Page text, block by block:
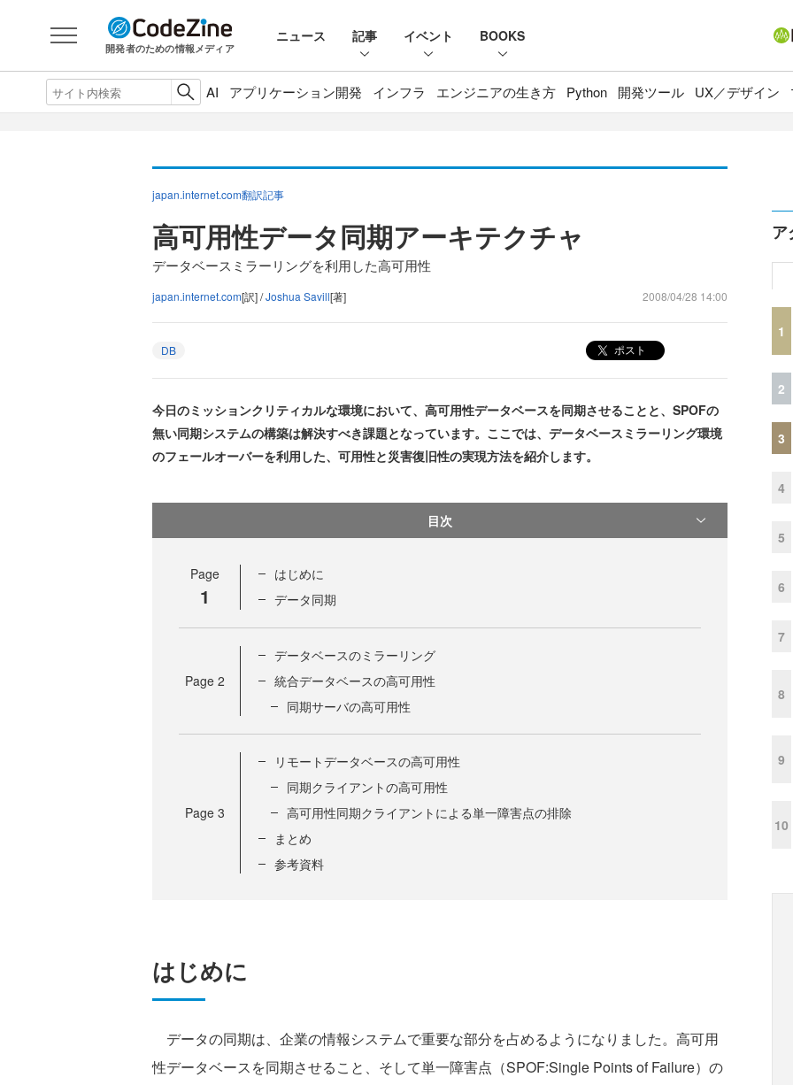
開発者のための情報メディア
ニュース 記事 イベント BOOKS
AI アプリケーション開発 インフラ エンジニアの生き方 Python 開発ツール UX／デザイン
japan.internet.com翻訳記事
高可用性データ同期アーキテクチャ
データベースミラーリングを利用した高可用性
japan.internet.com[訳] /Joshua Savill[著] 2008/04/28 14:00
DB ポスト
今日のミッションクリティカルな環境において、高可用性データベースを同期させることと、SPOFの
無い同期システムの構築は解決すべき課題となっています。ここでは、データベースミラーリング環境
のフェールオーバーを利用した、可用性と災害復旧性の実現方法を紹介します。
目次
Page
1
はじめに
データ同期
Page 2
データベースのミラーリング
統合データベースの高可用性
同期サーバの高可用性
Page 3
リモートデータベースの高可用性
同期クライアントの高可用性
高可用性同期クライアントによる単一障害点の排除
まとめ
参考資料
はじめに
データの同期は、企業の情報システムで重要な部分を占めるようになりました。高可用
性データベースを同期させること、そして単一障害点（SPOF:Single Points of Failure）の
ア
1
2
3
4
5
6
7
8
9
10